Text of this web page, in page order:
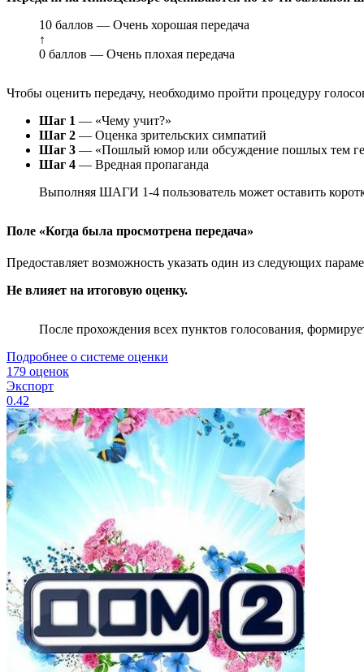
10 баллов — Очень хорошая передача
↑
0 баллов — Очень плохая передача
Чтобы оценить передачу, необходимо пройти процедуру
Шаг 1 — «Чему учит?»
Шаг 2 — Оценка зрительских симпатий
Шаг 3 — «Пошлый юмор или обсуждение пошлых тем
Шаг 4 — Вредная пропаганда
Выполняя ШАГИ 1-4 пользователь может оставить
Поле «Когда была просмотрена передача»
Предоставляет возможность указать один из следующих
Не влияет на итоговую оценку.
После прохождения всех пунктов голосования,
Подробнее о системе оценки
179 оценок
Экспорт
0.42